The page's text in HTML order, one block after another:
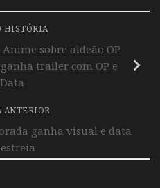
HISTÓRIA
sobre aldeão OP
trailer com OP e
ganha visual e data